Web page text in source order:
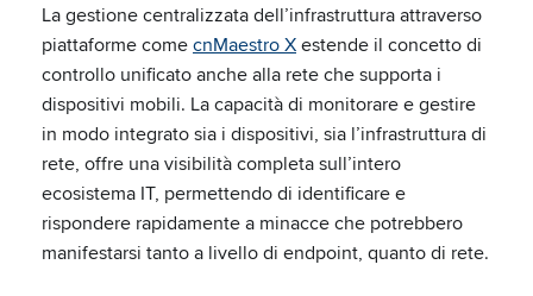
La gestione centralizzata dell’infrastruttura attraverso
piattaforme comecnMaestro Xestende il concetto di
controllo unificato anche alla rete che supporta i
dispositivi mobili. La capacità di monitorare e gestire
in modo integrato sia i dispositivi, sia l’infrastruttura di
rete, offre una visibilità completa sull’intero
ecosistema IT, permettendo di identificare e
rispondere rapidamente a minacce che potrebbero
manifestarsi tanto a livello di endpoint, quanto di rete.